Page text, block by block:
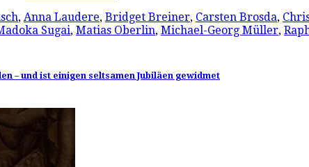
, Anna Laudere, Bridget Breiner, Carsten Brosda,
Sugai, Matias Oberlin, Michael-Georg Müller,
– und ist einigen seltsamen Jubiläen gewidmet